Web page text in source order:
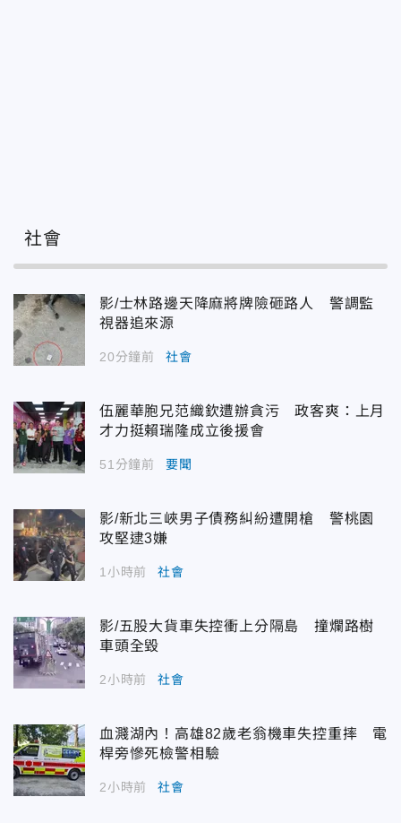
社會
影/士林路邊天降麻將牌險砸路人 警調監
視器追來源
20分鐘前 社會
伍麗華胞兄范織欽遭辦貪污 政客爽：上月
才力挺賴瑞隆成立後援會
51分鐘前 要聞
影/新北三峽男子債務糾紛遭開槍 警桃園
攻堅逮3嫌
1小時前 社會
影/五股大貨車失控衝上分隔島 撞爛路樹
車頭全毀
2小時前 社會
血濺湖內！高雄82歲老翁機車失控重摔 電
桿旁慘死檢警相驗
2小時前 社會